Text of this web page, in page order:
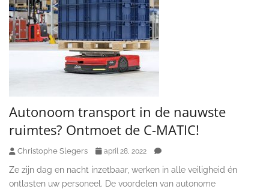
Autonoom transport in de nauwste
ruimtes? Ontmoet de C-MATIC!
Christophe Slegers april 28, 2022
Ze zijn dag en nacht inzetbaar, werken in alle veiligheid én
ontlasten uw personeel. De voordelen van autonome